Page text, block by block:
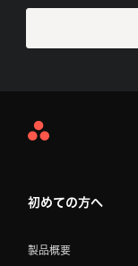
Asana
初めての方へ
製品概要